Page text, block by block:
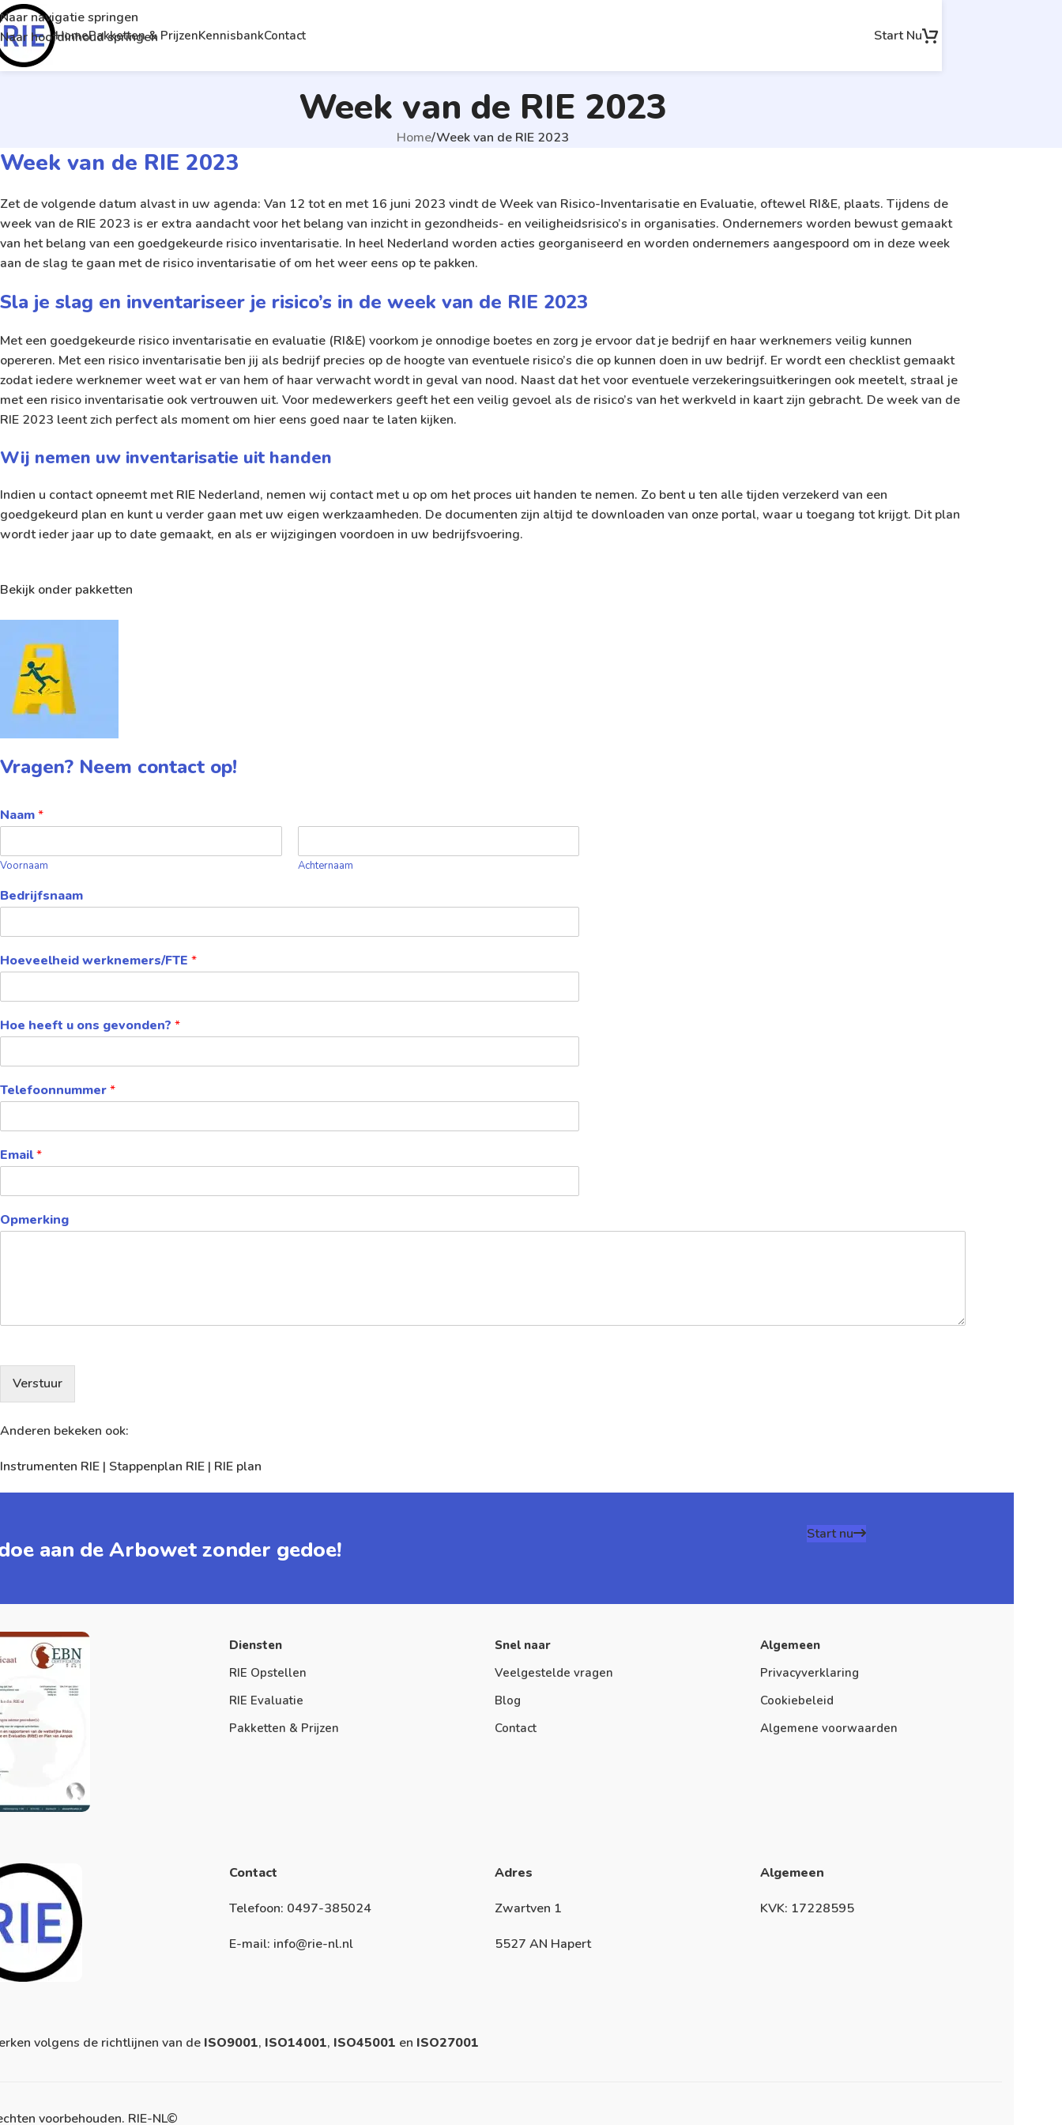
Naar navigatie springen
Naar hoofdinhoud springen
HomePakketten & PrijzenKennisbankContact Start Nu
Week van de RIE 2023
Home Week van de RIE 2023
Week van de RIE 2023
Zet de volgende datum alvast in uw agenda: Van 12 tot en met 16 juni 2023 vindt de Week van Risico-Inventarisatie en Evaluatie, oftewel RI&E, plaats. Tijdens de
week van de RIE 2023 is er extra aandacht voor het belang van inzicht in gezondheids- en veiligheidsrisico’s in organisaties. Ondernemers worden bewust gemaakt
van het belang van een goedgekeurde risico inventarisatie. In heel Nederland worden acties georganiseerd en worden ondernemers aangespoord om in deze week
aan de slag te gaan met de risico inventarisatie of om het weer eens op te pakken.
Sla je slag en inventariseer je risico’s in de week van de RIE 2023
Met een goedgekeurde risico inventarisatie en evaluatie (RI&E) voorkom je onnodige boetes en zorg je ervoor dat je bedrijf en haar werknemers veilig kunnen
opereren. Met een risico inventarisatie ben jij als bedrijf precies op de hoogte van eventuele risico’s die op kunnen doen in uw bedrijf. Er wordt een checklist gemaakt
zodat iedere werknemer weet wat er van hem of haar verwacht wordt in geval van nood. Naast dat het voor eventuele verzekeringsuitkeringen ook meetelt, straal je
met een risico inventarisatie ook vertrouwen uit. Voor medewerkers geeft het een veilig gevoel als de risico’s van het werkveld in kaart zijn gebracht. De week van de
RIE 2023 leent zich perfect als moment om hier eens goed naar te laten kijken.
Wij nemen uw inventarisatie uit handen
Indien u contact opneemt met RIE Nederland, nemen wij contact met u op om het proces uit handen te nemen. Zo bent u ten alle tijden verzekerd van een
goedgekeurd plan en kunt u verder gaan met uw eigen werkzaamheden. De documenten zijn altijd te downloaden van onze portal, waar u toegang tot krijgt. Dit plan
wordt ieder jaar up to date gemaakt, en als er wijzigingen voordoen in uw bedrijfsvoering.
Bekijk onder pakketten
Vragen? Neem contact op!
Naam*
Voornaam Achternaam
Bedrijfsnaam
Hoeveelheid werknemers/FTE *
Hoe heeft u ons gevonden? *
Telefoonnummer*
Email*
Opmerking
Verstuur
Anderen bekeken ook:
Instrumenten RIE | Stappenplan RIE | RIE plan
aan de Arbowet zonder gedoe!
Start nu
Diensten
RIE Opstellen
RIE Evaluatie
Pakketten & Prijzen
Snel naar
Veelgestelde vragen
Blog
Contact
Algemeen
Privacyverklaring
Cookiebeleid
Algemene voorwaarden
Contact
Telefoon: 0497-385024
E-mail: info@rie-nl.nl
Adres
Zwartven 1
5527 AN Hapert
Algemeen
KVK: 17228595
volgens de richtlijnen van de ISO9001, ISO14001, ISO45001 en ISO27001
voorbehouden. RIE-NL©